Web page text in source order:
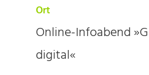
Ort
Online-Infoabend
digital«